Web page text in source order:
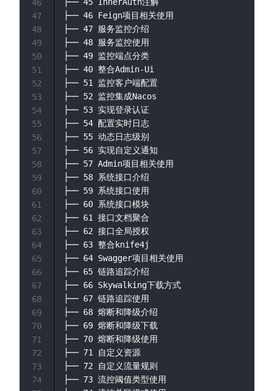
├── 45 InnerAuth注解
├── 46 Feign项目相关使用
├── 47 服务监控介绍
├── 48 服务监控使用
├── 49 监控端点分类
├── 40 整合Admin-Ui
├── 51 监控客户端配置
├── 52 监控集成Nacos
├── 53 实现登录认证
├── 54 配置实时日志
├── 55 动态日志级别
├── 56 实现自定义通知
├── 57 Admin项目相关使用
├── 58 系统接口介绍
├── 59 系统接口使用
├── 60 系统接口模块
├── 61 接口文档聚合
├── 62 接口全局授权
├── 63 整合knife4j
├── 64 Swagger项目相关使用
├── 65 链路追踪介绍
├── 66 Skywalking下载方式
├── 67 链路追踪使用
├── 68 熔断和降级介绍
├── 69 熔断和降级下载
├── 70 熔断和降级使用
├── 71 自定义资源
├── 72 自定义流量规则
├── 73 流控阈值类型使用
46
47
48
49
50
51
52
53
54
55
56
57
58
59
60
61
62
63
64
65
66
67
68
69
70
71
72
73
74